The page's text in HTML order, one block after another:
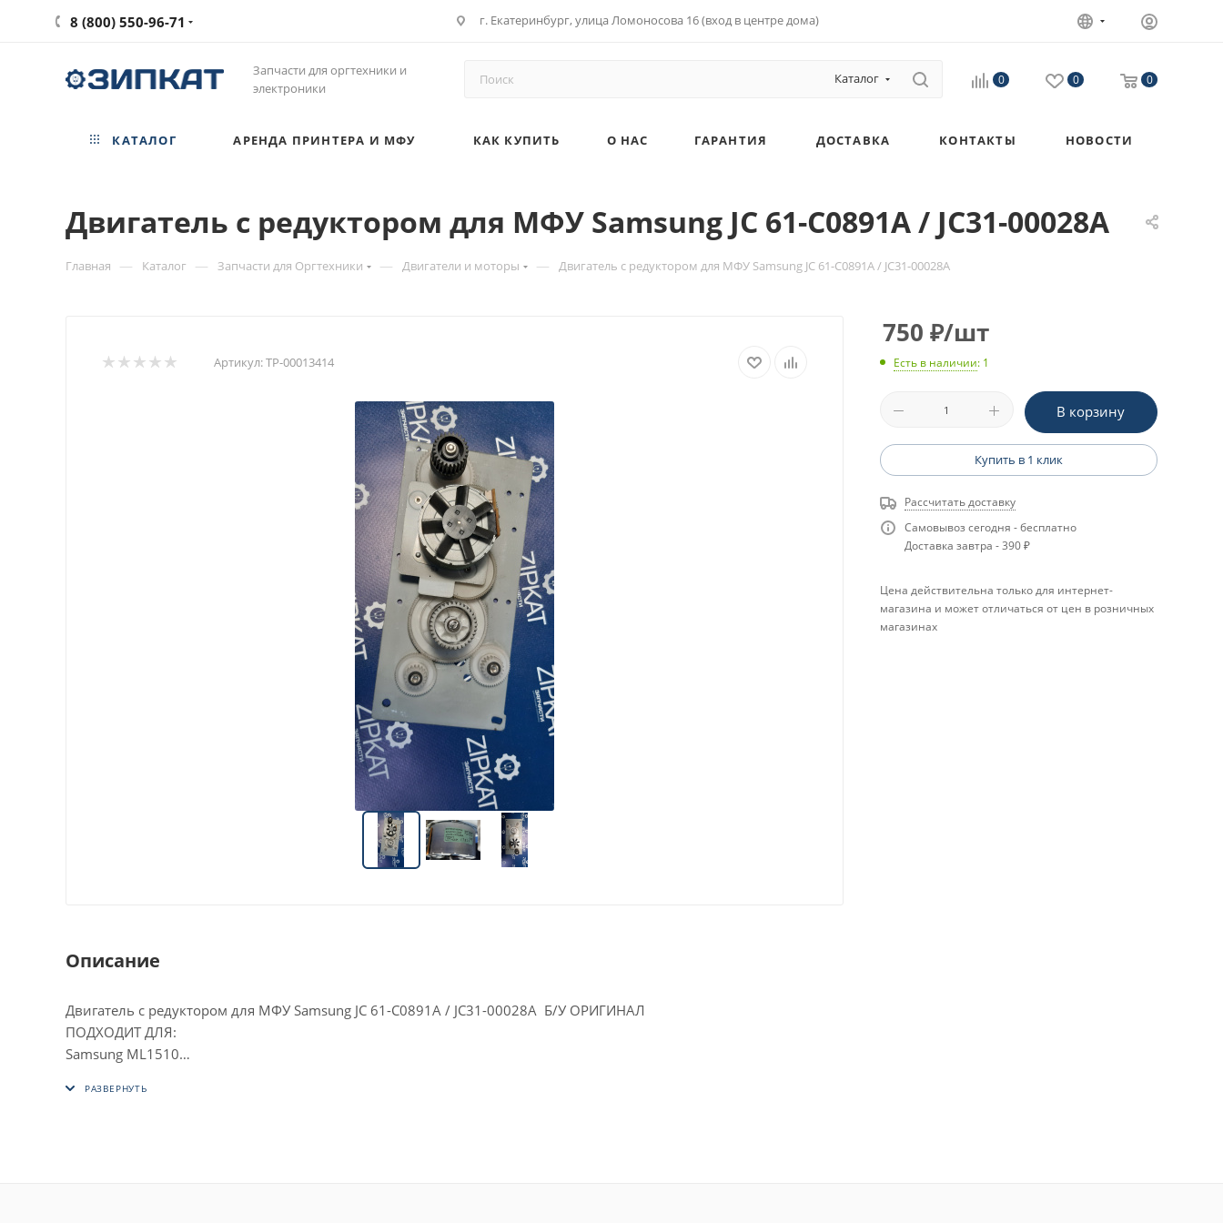
8 (800) 550-96-71 г. Екатеринбург, улица Ломоносова 16 (вход в центре дома)
Запчасти для оргтехники и
электроники
Каталог 0 0 0
КАТАЛОГ АРЕНДА ПРИНТЕРА И МФУ КАК КУПИТЬ О НАС ГАРАНТИЯ ДОСТАВКА КОНТАКТЫ НОВОСТИ
Двигатель с редуктором для МФУ Samsung JC 61-С0891А / JC31-00028А
Главная — Каталог — Запчасти для Оргтехники — Двигатели и моторы — Двигатель с редуктором для МФУ Samsung JC 61-С0891А / JC31-00028А
Артикул:ТР-00013414
Описание
Двигатель с редуктором для МФУ Samsung JC 61-С0891А / JC31-00028А Б/У ОРИГИНАЛ
ПОДХОДИТ ДЛЯ:
Samsung ML1510
Samsung 1710
750 ₽/шт
Есть в наличии: 1
В корзину
Купить в 1 клик
Рассчитать доставку
Самовывоз сегодня - бесплатно
Доставка завтра - 390 ₽
Цена действительна только для интернет-
магазина и может отличаться от цен в розничных
магазинах